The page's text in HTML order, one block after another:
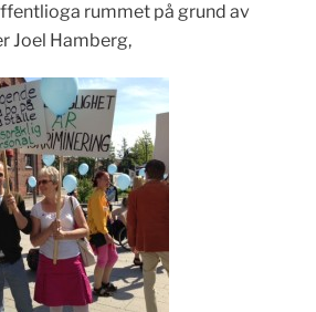
rummet på grund av
Joel Hamberg,